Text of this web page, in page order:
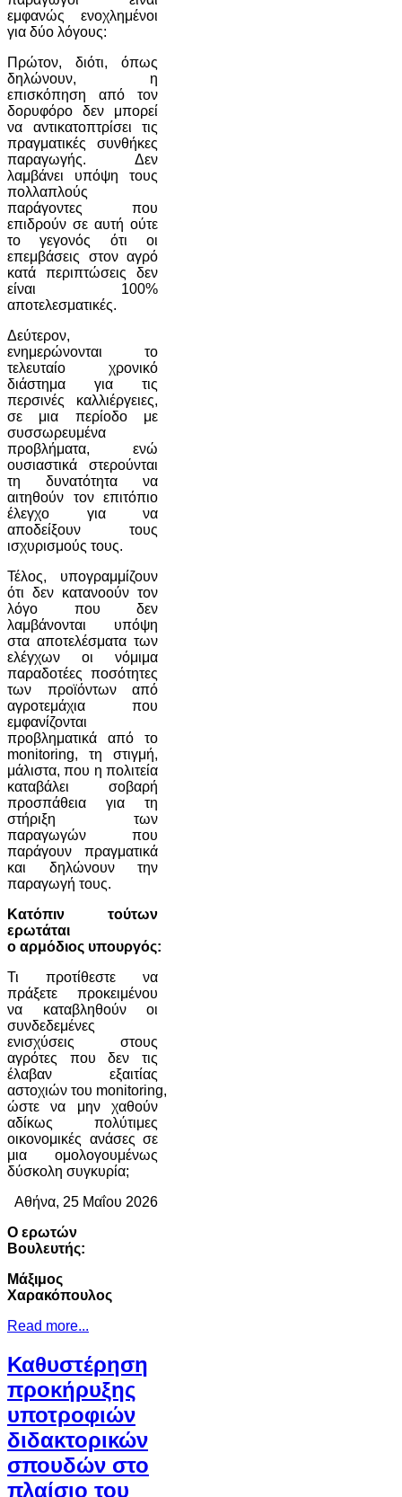
εμφανώς ενοχλημένοι
για δύο λόγους:
Πρώτον, διότι, όπως
δηλώνουν, η
επισκόπηση από τον
δορυφόρο δεν μπορεί
να αντικατοπτρίσει τις
πραγματικές συνθήκες
παραγωγής. Δεν
λαμβάνει υπόψη τους
πολλαπλούς
παράγοντες που
επιδρούν σε αυτή ούτε
το γεγονός ότι οι
επεμβάσεις στον αγρό
κατά περιπτώσεις δεν
είναι 100%
αποτελεσματικές.
Δεύτερον,
ενημερώνονται το
τελευταίο χρονικό
διάστημα για τις
περσινές καλλιέργειες,
σε μια περίοδο με
συσσωρευμένα
προβλήματα, ενώ
ουσιαστικά στερούνται
τη δυνατότητα να
αιτηθούν τον επιτόπιο
έλεγχο για να
αποδείξουν τους
ισχυρισμούς τους.
Τέλος, υπογραμμίζουν
ότι δεν κατανοούν τον
λόγο που δεν
λαμβάνονται υπόψη
στα αποτελέσματα των
ελέγχων οι νόμιμα
παραδοτέες ποσότητες
των προϊόντων από
αγροτεμάχια που
εμφανίζονται
προβληματικά από το
monitoring, τη στιγμή,
μάλιστα, που η πολιτεία
καταβάλει σοβαρή
προσπάθεια για τη
στήριξη των
παραγωγών που
παράγουν πραγματικά
και δηλώνουν την
παραγωγή τους.
Κατόπιν τούτων
ερωτάται
ο αρμόδιος υπουργός:
Τι προτίθεστε να
πράξετε προκειμένου
να καταβληθούν οι
συνδεδεμένες
ενισχύσεις στους
αγρότες που δεν τις
έλαβαν εξαιτίας
αστοχιών του monitoring,
ώστε να μην χαθούν
αδίκως πολύτιμες
οικονομικές ανάσες σε
μια ομολογουμένως
δύσκολη συγκυρία;
Αθήνα, 25 Μαΐου 2026
Ο ερωτών
Βουλευτής:
Μάξιμος
Χαρακόπουλος
Read more...
Καθυστέρηση
προκήρυξης
υποτροφιών
διδακτορικών
σπουδών στο
πλαίσιο του